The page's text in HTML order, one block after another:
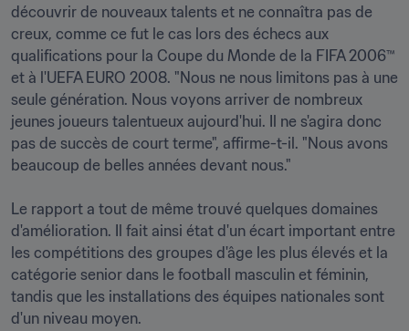
découvrir de nouveaux talents et ne connaîtra pas de
creux, comme ce fut le cas lors des échecs aux
qualifications pour la Coupe du Monde de la FIFA 2006™
et à l'UEFA EURO 2008. "Nous ne nous limitons pas à une
seule génération. Nous voyons arriver de nombreux
jeunes joueurs talentueux aujourd'hui. Il ne s'agira donc
pas de succès de court terme", affirme-t-il. "Nous avons
beaucoup de belles années devant nous."
Le rapport a tout de même trouvé quelques domaines
d'amélioration. Il fait ainsi état d'un écart important entre
les compétitions des groupes d'âge les plus élevés et la
catégorie senior dans le football masculin et féminin,
tandis que les installations des équipes nationales sont
d'un niveau moyen.